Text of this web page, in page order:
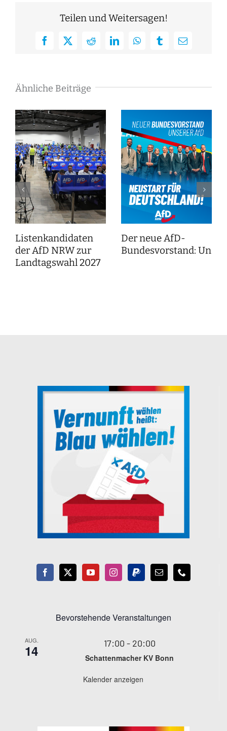
Teilen und Weitersagen!
Facebook
X RedditLinkedInWhatsAppTumblrE-
Ähnliche Beiträge
Listenkandidaten
der AfD NRW zur
Landtagswahl 2027
Der neue AfD-
Bundesvorstand:
Bevorstehende Veranstaltungen
AUG.
14 17:00 - 20:00
Schattenmacher KV Bonn
Kalender anzeigen